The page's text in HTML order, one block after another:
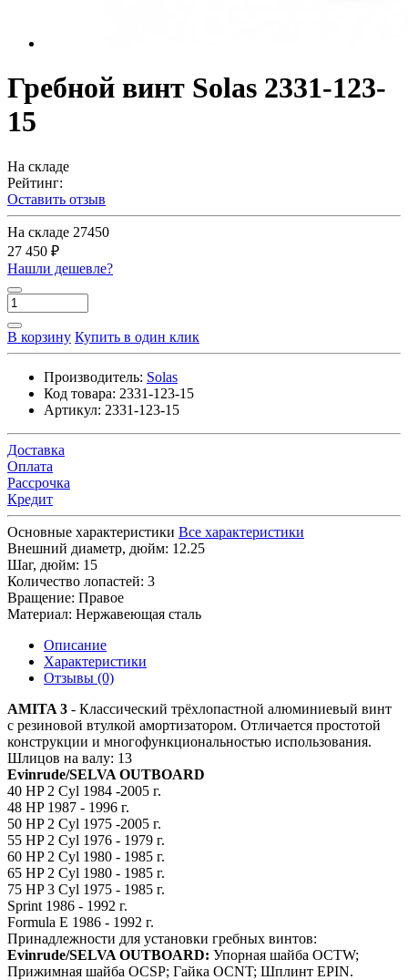
Гребной винт Solas 2331-123-
15
На складе
Рейтинг:
Оставить отзыв
На складе 27450
27 450 ₽
Нашли дешевле?
В корзину Купить в один клик
Производитель: Solas
Код товара: 2331-123-15
Артикул: 2331-123-15
Доставка
Оплата
Рассрочка
Кредит
Основные характеристики Все характеристики
Внешний диаметр, дюйм: 12.25
Шаг, дюйм: 15
Количество лопастей: 3
Вращение: Правое
Материал: Нержавеющая сталь
Описание
Характеристики
Отзывы (0)
AMITA 3 - Классический трёхлопастной алюминиевый винт
с резиновой втулкой амортизатором. Отличается простотой
конструкции и многофункциональностью использования.
Шлицов на валу: 13
Evinrude/SELVA OUTBOARD
40 HP 2 Cyl 1984 -2005 г.
48 HP 1987 - 1996 г.
50 HP 2 Cyl 1975 -2005 г.
55 HP 2 Cyl 1976 - 1979 г.
60 HP 2 Cyl 1980 - 1985 г.
65 HP 2 Cyl 1980 - 1985 г.
75 HP 3 Cyl 1975 - 1985 г.
Sprint 1986 - 1992 г.
Formula E 1986 - 1992 г.
Принадлежности для установки гребных винтов:
Evinrude/SELVA OUTBOARD: Упорная шайба OCTW;
Прижимная шайба OCSP; Гайка OCNT; Шплинт EPIN.